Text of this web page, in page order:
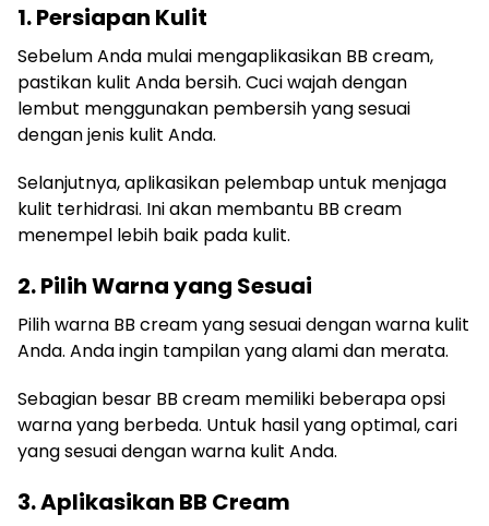
1. Persiapan Kulit
Sebelum Anda mulai mengaplikasikan BB cream,
pastikan kulit Anda bersih. Cuci wajah dengan
lembut menggunakan pembersih yang sesuai
dengan jenis kulit Anda.
Selanjutnya, aplikasikan pelembap untuk menjaga
kulit terhidrasi. Ini akan membantu BB cream
menempel lebih baik pada kulit.
2. Pilih Warna yang Sesuai
Pilih warna BB cream yang sesuai dengan warna kulit
Anda. Anda ingin tampilan yang alami dan merata.
Sebagian besar BB cream memiliki beberapa opsi
warna yang berbeda. Untuk hasil yang optimal, cari
yang sesuai dengan warna kulit Anda.
3. Aplikasikan BB Cream